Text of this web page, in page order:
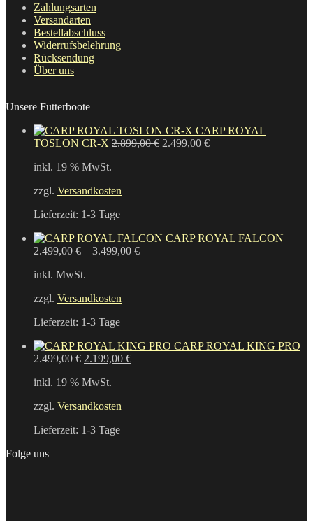
Zahlungsarten
Versandarten
Bestellabschluss
Widerrufsbelehrung
Rücksendung
Über uns
Unsere Futterboote
CARP ROYAL
TOSLON CR-X 2.899,00€ Ursprünglicher
2.499,00 €Aktueller
inkl. 19 % MwSt.
zzgl. Versandkosten
Lieferzeit: 1-3 Tage
CARP ROYAL FALCON
2.499,00 € – 3.499,00 €
inkl. MwSt.
zzgl. Versandkosten
Lieferzeit: 1-3 Tage
CARP ROYAL KING PRO
2.499,00€ Ursprünglicher
war:
2.199,00 €Aktueller
inkl. 19 % MwSt.
zzgl. Versandkosten
Lieferzeit: 1-3 Tage
Folge uns